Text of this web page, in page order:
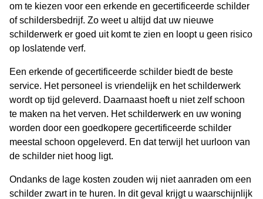
om te kiezen voor een erkende en gecertificeerde schilder
of schildersbedrijf. Zo weet u altijd dat uw nieuwe
schilderwerk er goed uit komt te zien en loopt u geen risico
op loslatende verf.
Een erkende of gecertificeerde schilder biedt de beste
service. Het personeel is vriendelijk en het schilderwerk
wordt op tijd geleverd. Daarnaast hoeft u niet zelf schoon
te maken na het verven. Het schilderwerk en uw woning
worden door een goedkopere gecertificeerde schilder
meestal schoon opgeleverd. En dat terwijl het uurloon van
de schilder niet hoog ligt.
Ondanks de lage kosten zouden wij niet aanraden om een
schilder zwart in te huren. In dit geval krijgt u waarschijnlijk